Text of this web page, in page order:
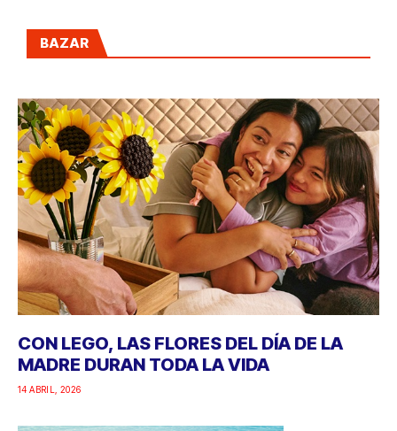
BAZAR
CON LEGO, LAS FLORES DEL DÍA DE LA
MADRE DURAN TODA LA VIDA
14 ABRIL, 2026